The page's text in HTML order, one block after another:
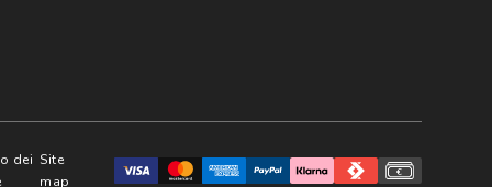
dei Site
map